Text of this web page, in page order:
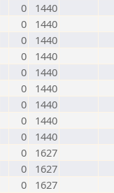
0
1440
0
1440
0
1440
0
1440
0
1440
0
1440
0
1440
0
1440
0
1440
0
1627
0
1627
0 1627